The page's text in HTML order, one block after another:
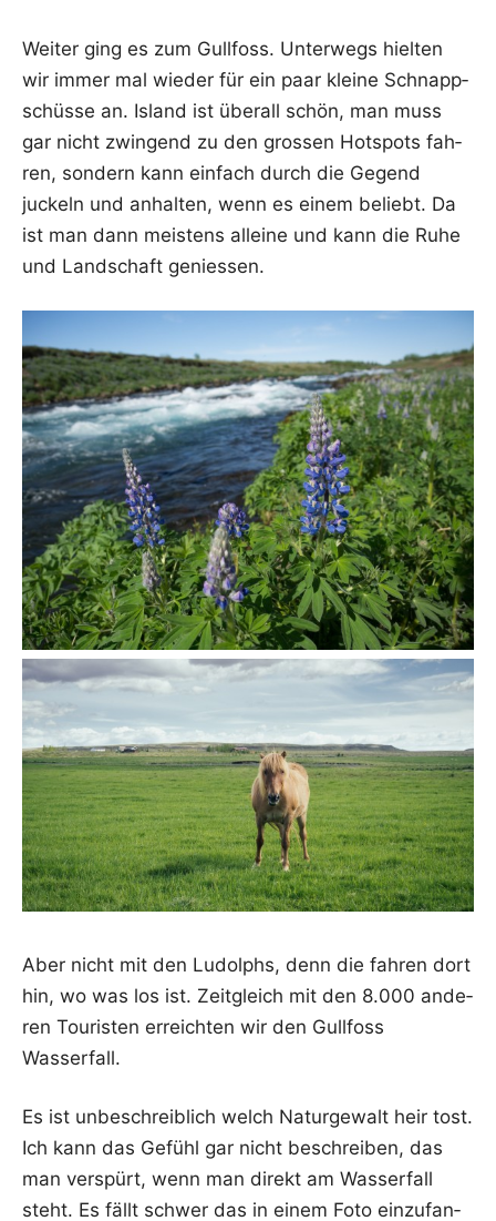
Wei­ter ging es zum Gull­foss. Unter­wegs hiel­ten
wir immer mal wie­der für ein paar klei­ne Schnapp­
schüs­se an. Island ist über­all schön, man muss
gar nicht zwin­gend zu den gros­sen Hot­spots fah­
ren, son­dern kann ein­fach durch die Gegend
juckeln und anhal­ten, wenn es einem beliebt. Da
ist man dann meis­tens allei­ne und kann die Ruhe
und Land­schaft geniessen.
Aber nicht mit den Ludolphs, denn die fah­ren dort
hin, wo was los ist. Zeit­gleich mit den 8.000 ande­
ren Tou­ris­ten erreich­ten wir den Gull­foss
Wasserfall.
Es ist unbe­schreib­lich welch Natur­ge­walt heir tost.
Ich kann das Gefühl gar nicht beschrei­ben, das
man ver­spürt, wenn man direkt am Was­ser­fall
steht. Es fällt schwer das in einem Foto ein­zu­fan­